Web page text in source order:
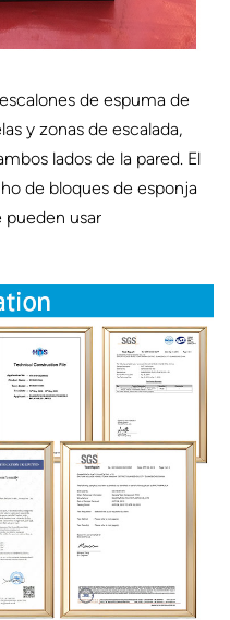
de espuma de
y zonas de escalada,
lados de la pared. El
de bloques de esponja
pueden usar